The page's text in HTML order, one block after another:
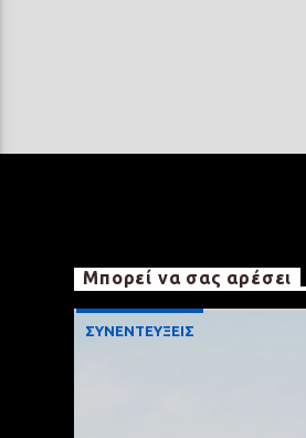
Μπορεί να σας αρέσει
ΣΥΝΕΝΤΕΥΞΕΙΣ